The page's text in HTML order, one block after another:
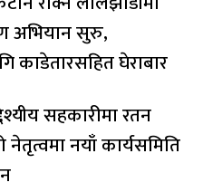
अभियान सुरु,
काडेतारसहित घेराबार
सहकारीमा रतन
नयाँ कार्यसमिति